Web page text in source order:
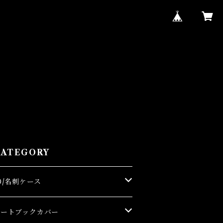
名刺ケース
ケース
トブックカバー